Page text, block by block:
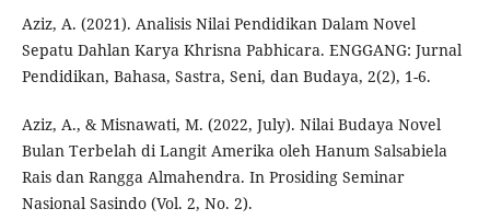
Aziz, A. (2021). Analisis Nilai Pendidikan Dalam Novel
Sepatu Dahlan Karya Khrisna Pabhicara. ENGGANG: Jurnal
Pendidikan, Bahasa, Sastra, Seni, dan Budaya, 2(2), 1-6.
Aziz, A., & Misnawati, M. (2022, July). Nilai Budaya Novel
Bulan Terbelah di Langit Amerika oleh Hanum Salsabiela
Rais dan Rangga Almahendra. In Prosiding Seminar
Nasional Sasindo (Vol. 2, No. 2).